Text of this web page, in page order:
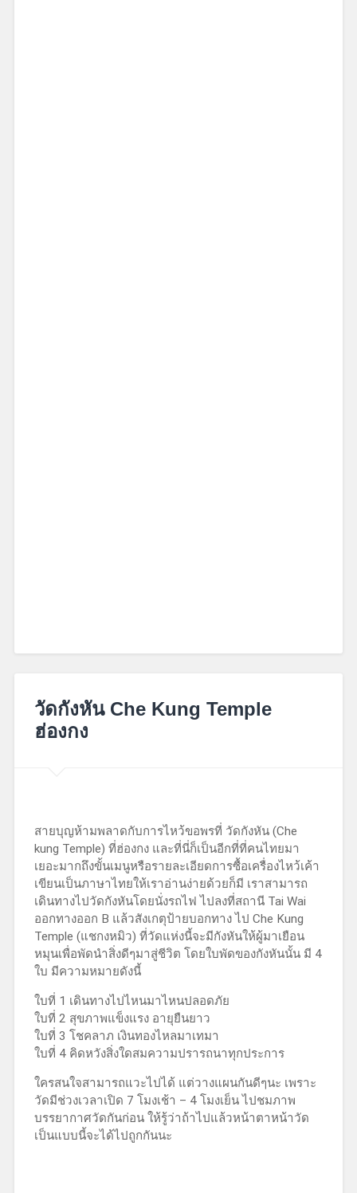
22,
2017
วัดกังหัน Che Kung Temple
ฮ่องกง
สายบุญห้ามพลาดกับการไหว้ขอพรที่ วัดกังหัน (Che
kung Temple) ที่ฮ่องกง และที่นี่ก็เป็นอีกที่ที่คนไทยมา
เยอะมากถึงขั้นเมนูหรือรายละเอียดการซื้อเครื่องไหว้เค้า
เขียนเป็นภาษาไทยให้เราอ่านง่ายด้วยก็มี เราสามารถ
เดินทางไปวัดกังหันโดยนั่งรถไฟ ไปลงที่สถานี Tai Wai
ออกทางออก B แล้วสังเกตุป้ายบอกทาง ไป Che Kung
Temple (แชกงหมิว) ที่วัดแห่งนี้จะมีกังหันให้ผู้มาเยือน
หมุนเพื่อพัดนำสิ่งดีๆมาสู่ชีวิต โดยใบพัดของกังหันนั้น มี 4
ใบ มีความหมายดังนี้
ใบที่ 1 เดินทางไปไหนมาไหนปลอดภัย
ใบที่ 2 สุขภาพแข็งแรง อายุยืนยาว
ใบที่ 3 โชคลาภ เงินทองไหลมาเทมา
ใบที่ 4 คิดหวังสิ่งใดสมความปรารถนาทุกประการ
ใครสนใจสามารถแวะไปได้ แต่วางแผนกันดีๆนะ เพราะ
วัดมีช่วงเวลาเปิด 7 โมงเช้า – 4 โมงเย็น ไปชมภาพ
บรรยากาศวัดกันก่อน ให้รู้ว่าถ้าไปแล้วหน้าตาหน้าวัด
เป็นแบบนี้จะได้ไปถูกกันนะ